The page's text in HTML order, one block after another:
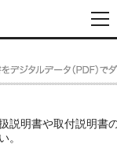
説明書や取付説明書
。